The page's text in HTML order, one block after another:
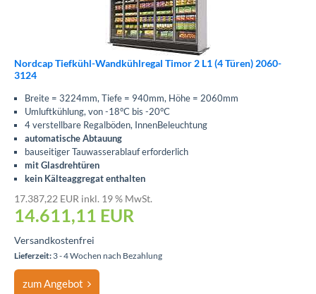
Nordcap Tiefkühl-Wandkühlregal Timor 2 L1 (4 Türen) 2060-
3124
Breite = 3224mm, Tiefe = 940mm, Höhe = 2060mm
Umluftkühlung, von -18°C bis -20°C
4 verstellbare Regalböden, InnenBeleuchtung
automatische Abtauung
bauseitiger Tauwasserablauf erforderlich
mit Glasdrehtüren
kein Kälteaggregat enthalten
17.387,22 EUR inkl. 19 % MwSt.
14.611,11 EUR
Versandkostenfrei
Lieferzeit: 3 - 4 Wochen nach Bezahlung
zum Angebot